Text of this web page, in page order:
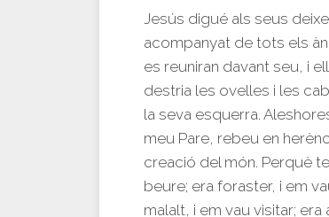
Jesús digué als seus
acompanyat de tots els
es reuniran davant seu, i
destria les ovelles i les
la seva esquerra.
meu Pare, rebeu en
creació del món. Perquè
beure; era foraster, i em
malalt, i em vau visitar;